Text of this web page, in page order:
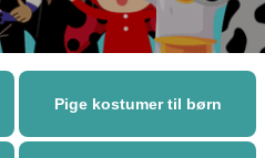
Pige kostumer til børn